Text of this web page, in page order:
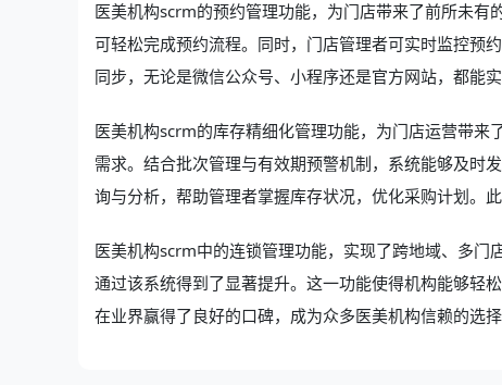
医美机构scrm的预约管理功能，为门店带来了前所未
可轻松完成预约流程。同时，门店管理者可实时监控预
同步，无论是微信公众号、小程序还是官方网站，都能
医美机构scrm的库存精细化管理功能，为门店运营带
需求。结合批次管理与有效期预警机制，系统能够及时
询与分析，帮助管理者掌握库存状况，优化采购计划。
医美机构scrm中的连锁管理功能，实现了跨地域、多门
通过该系统得到了显著提升。这一功能使得机构能够轻
在业界赢得了良好的口碑，成为众多医美机构信赖的选择